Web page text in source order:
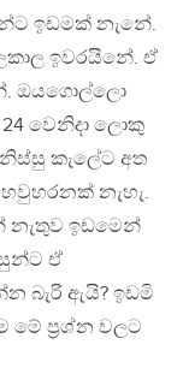
ඉඩමක් නැනේ.
ඉවරයිනේ. ඒ
ඔයගොල්ලො
වෙනිදා ලොකු
කැලේට අත
නැහැ.
ඉඩමෙන්
ඒ
බැරි ඇයි? ඉඩමි
මේ ප‍්‍රශ්න වලට